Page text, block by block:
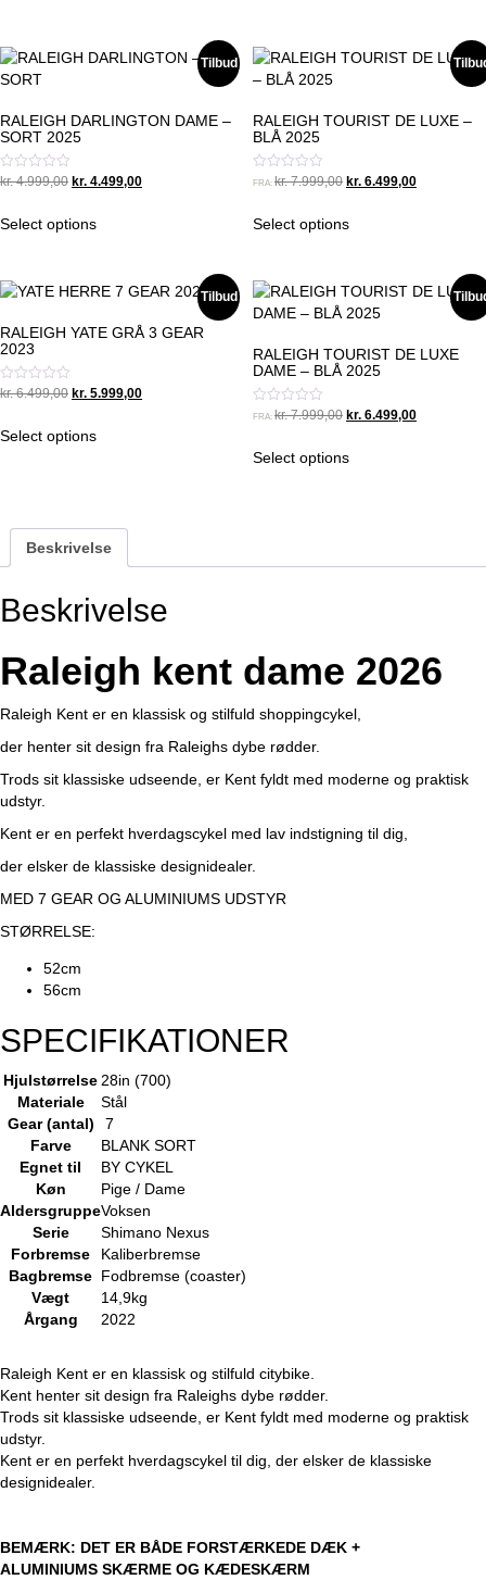
Tilbud
RALEIGH DARLINGTON DAME –
SORT 2025
Vurderet
af
5
kr.4.999,00 Original
was:
kr. 4.499,00Current
Select options
RALEIGH TOURIST DE LUXE –
BLÅ 2025
Vurderet
af
5
FRA: kr.7.999,00 Original
kr.6.499,00Current
Select options
Tilbud
RALEIGH YATE GRÅ 3 GEAR
2023
Vurderet
af
5
kr.6.499,00 Original
was:
kr. 5.999,00Current
Select options
RALEIGH TOURIST DE LUXE
DAME – BLÅ 2025
Vurderet
af
5
FRA: kr.7.999,00 Original
kr.6.499,00Current
Select options
Beskrivelse
Beskrivelse
Raleigh kent dame 2026
Raleigh Kent er en klassisk og stilfuld shoppingcykel,
der henter sit design fra Raleighs dybe rødder.
Trods sit klassiske udseende, er Kent fyldt med moderne og praktisk
udstyr.
Kent er en perfekt hverdagscykel med lav indstigning til dig,
der elsker de klassiske designidealer.
MED 7 GEAR OG ALUMINIUMS UDSTYR
STØRRELSE:
52cm
56cm
SPECIFIKATIONER
Hjulstørrelse 28in (700)
Materiale
Stål
Gear (antal)
7
Farve
BLANK SORT
Egnet til
BY CYKEL
Køn
Pige / Dame
AldersgruppeVoksen
Serie
Shimano Nexus
Forbremse
Kaliberbremse
Bagbremse Fodbremse (coaster)
Vægt
14,9kg
Årgang
2022
Raleigh Kent er en klassisk og stilfuld citybike.
Kent henter sit design fra Raleighs dybe rødder.
Trods sit klassiske udseende, er Kent fyldt med moderne og praktisk
udstyr.
Kent er en perfekt hverdagscykel til dig, der elsker de klassiske
designidealer.
BEMÆRK: DET ER BÅDE FORSTÆRKEDE DÆK +
ALUMINIUMS SKÆRME OG KÆDESKÆRM